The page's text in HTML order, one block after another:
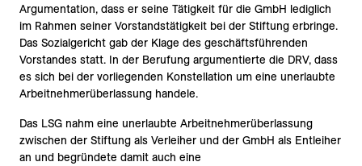
Argumentation, dass er seine Tätigkeit für die GmbH lediglich
im Rahmen seiner Vorstandstätigkeit bei der Stiftung erbringe.
Das Sozialgericht gab der Klage des geschäftsführenden
Vorstandes statt. In der Berufung argumentierte die DRV, dass
es sich bei der vorliegenden Konstellation um eine unerlaubte
Arbeitnehmerüberlassung handele.
Das LSG nahm eine unerlaubte Arbeitnehmerüberlassung
zwischen der Stiftung als Verleiher und der GmbH als Entleiher
an und begründete damit auch eine